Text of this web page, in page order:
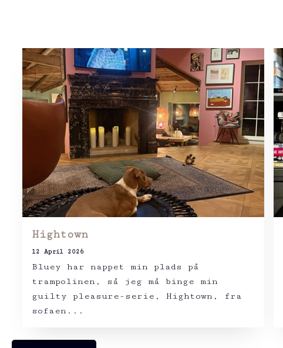
Hightown
12 April 2026
Bluey har nappet min plads på
trampolinen, så jeg må binge min
guilty pleasure-serie, Hightown, fra
sofaen...